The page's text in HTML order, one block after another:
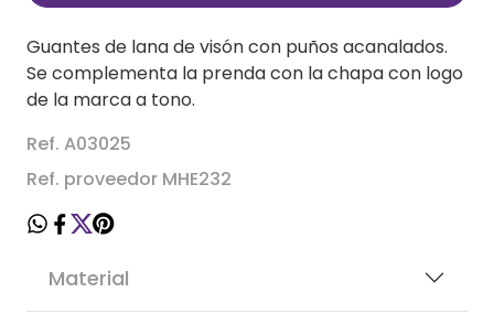
Guantes de lana de visón con puños acanalados.
Se complementa la prenda con la chapa con logo
de la marca a tono.
Ref. A03025
Ref. proveedor MHE232
Material